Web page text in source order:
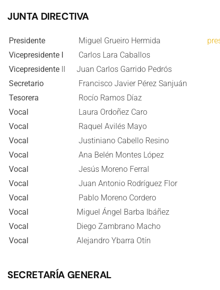
JUNTA DIRECTIVA
Presidente Miguel Grueiro Hermida
Vicepresidente I
Carlos Lara Caballos
Vicepresidente II
Juan Carlos Garrido Pedrós
Secretario
Francisco Javier Pérez Sanjuán
Tesorera
Rocío Ramos Díaz
Vocal
Laura Ordoñez Caro
Vocal
Raquel Avilés Mayo
Vocal
Justiniano Cabello Resino
Vocal
Ana Belén Montes López
Vocal
Jesús Moreno Ferral
Vocal
Juan Antonio Rodríguez Flor
Vocal
Pablo Moreno Cordero
Vocal
Miguel Ángel Barba Ibáñez
Vocal
Diego Zambrano Macho
Vocal
Alejandro Ybarra Otín
SECRETARÍA GENERAL